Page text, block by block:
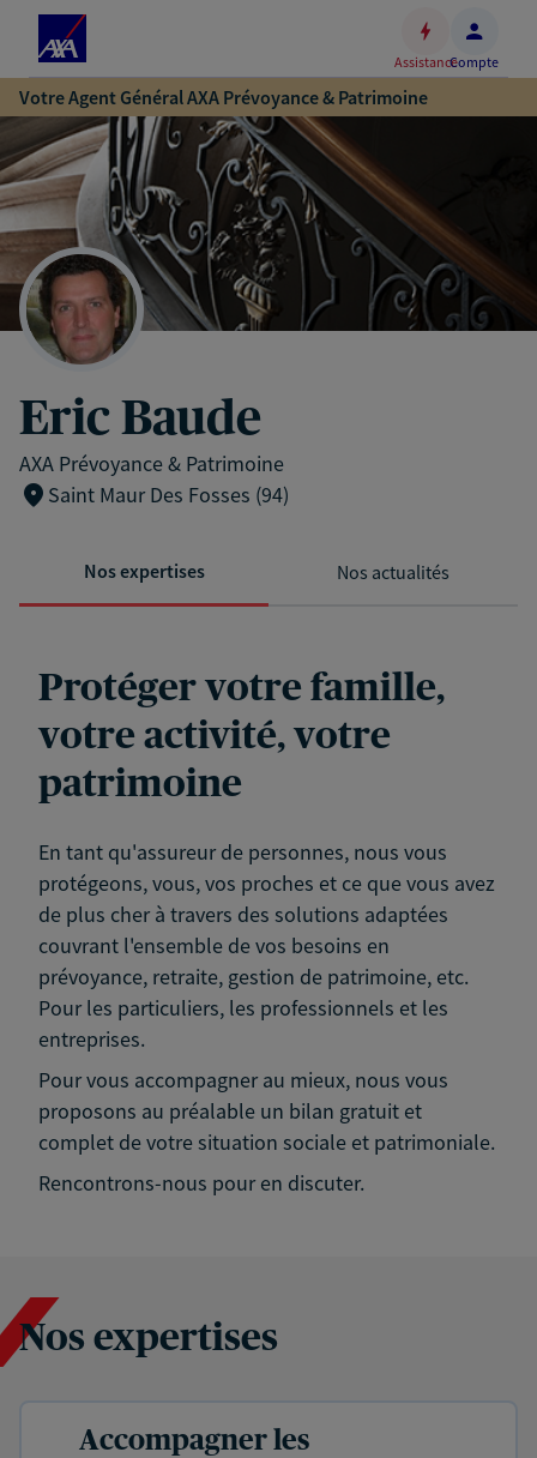
Accéder
au
contenu
principal
Accéder
au
pied
de
page
AssistanceCompte
Votre Agent Général AXA Prévoyance & Patrimoine
Eric Baude
AXA Prévoyance & Patrimoine
Saint Maur Des Fosses (94)
Nos expertises Nos actualités
Protéger votre famille,
votre activité, votre
patrimoine
En tant qu'assureur de personnes, nous vous
protégeons, vous, vos proches et ce que vous avez
de plus cher à travers des solutions adaptées
couvrant l'ensemble de vos besoins en
prévoyance, retraite, gestion de patrimoine, etc.
Pour les particuliers, les professionnels et les
entreprises.
Pour vous accompagner au mieux, nous vous
proposons au préalable un bilan gratuit et
complet de votre situation sociale et patrimoniale.
Rencontrons-nous pour en discuter.
Nos expertises
Accompagner les